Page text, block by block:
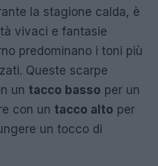
la stagione calda, è
vivaci e fantasie
predominano i toni più
Queste scarpe
un tacco basso per un
con un tacco alto per
un tocco di